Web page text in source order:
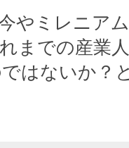
やミレニア
までの産業
はないか？